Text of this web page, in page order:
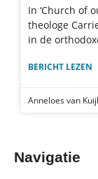
In ‘Church of
theologe
in de
BERICHT LEZEN
Anneloes van
Navigatie